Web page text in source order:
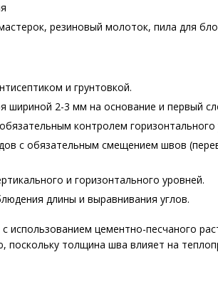
резиновый молоток, пила для
и грунтовкой.
шириной 2-3 мм на основание и первый
контролем горизонтального
с обязательным смещением швов
и горизонтального уровней.
длины и выравнивания углов.
использованием цементно-песчаного
поскольку толщина шва влияет на